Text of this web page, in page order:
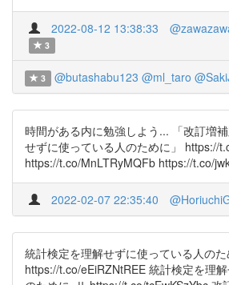
2022-08-12 13:38:33
3
3 @butashabu123 @ml_taro
時間がある内に勉強しよう... 「改訂増
せずに使っている人のために」 https://
https://t.co/MnLTRyMQFb https://t.co/
2022-02-07 22:35:40
統計検定を理解せずに使っている人の
https://t.co/eEiRZNtREE 統計検定を理